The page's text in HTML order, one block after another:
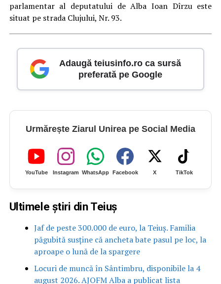
parlamentar al deputatului de Alba Ioan Dîrzu este
situat pe strada Clujului, Nr. 93.
Adaugă teiusinfo.ro ca sursă
preferată pe Google
Urmărește Ziarul Unirea pe Social Media
YouTube Instagram WhatsApp Facebook X TikTok
Ultimele știri din Teiuș
Jaf de peste 300.000 de euro, la Teiuș. Familia
păgubită susține că ancheta bate pasul pe loc, la
aproape o lună de la spargere
Locuri de muncă în Sântimbru, disponibile la 4
august 2026. AJOFM Alba a publicat lista